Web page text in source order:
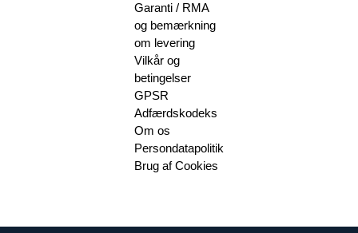
Garanti / RMA
og bemærkning
om levering
Vilkår og
betingelser
GPSR
Adfærdskodeks
Om os
Persondatapolitik
Brug af Cookies